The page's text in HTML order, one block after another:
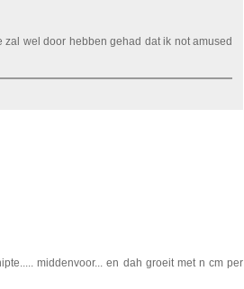
wel door hebben gehad dat ik not amused
middenvoor... en dah groeit met n cm per